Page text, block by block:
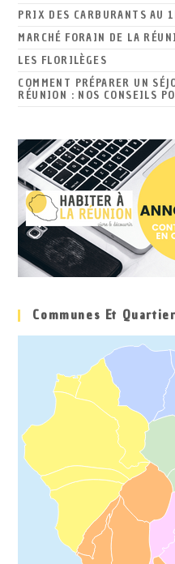
PRIX DES CARBURANTS AU
MARCHÉ FORAIN DE LA
LES FLORILÈGES
COMMENT PRÉPARER UN
RÉUNION : NOS CONSEILS
Communes Et